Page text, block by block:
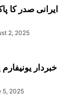
ایرانی صدر کا
2, 2025
خبردار
5, 2025